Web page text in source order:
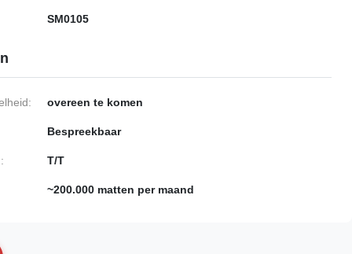
SM0105
overeen te komen
Bespreekbaar
T/T
~200.000 matten per maand